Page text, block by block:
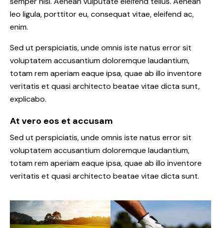
leo ligula, porttitor eu, consequat vitae, eleifend ac,
enim.
Sed ut perspiciatis, unde omnis iste natus error sit
voluptatem accusantium doloremque laudantium,
totam rem aperiam eaque ipsa, quae ab illo inventore
veritatis et quasi architecto beatae vitae dicta sunt,
explicabo.
At vero eos et accusam
Sed ut perspiciatis, unde omnis iste natus error sit
voluptatem accusantium doloremque laudantium,
totam rem aperiam eaque ipsa, quae ab illo inventore
veritatis et quasi architecto beatae vitae dicta sunt.